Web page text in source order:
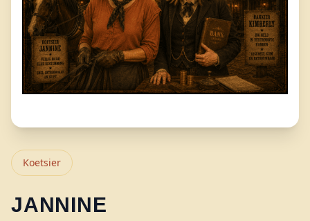
Koetsier
JANNINE